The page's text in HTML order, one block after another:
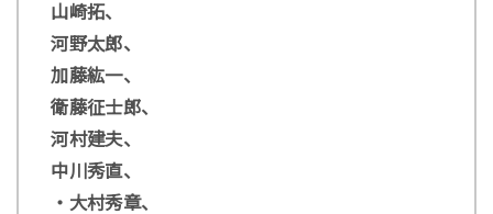
山崎拓、
河野太郎、
加藤紘一、
衛藤征士郎、
河村建夫、
中川秀直、
・大村秀章、